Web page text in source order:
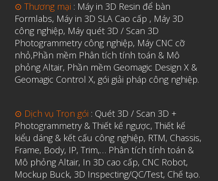
⊙ Thương mại : Máy in 3D Resin để bàn
Formlabs, Máy in 3D SLA Cao cấp , Máy 3D
công nghiệp, Máy quét 3D / Scan 3D
Photogrammetry công nghiệp, Máy CNC cỡ
nhỏ,Phần mềm Phân tích tính toán & Mô
phỏng Altair, Phần mềm Geomagic Design X &
Geomagic Control X, gói giải pháp công nghiệp.
⊙ Dịch vụ Trọn gói : Quét 3D / Scan 3D +
Photogrammetry & Thiết kế ngược, Thiết kế
kiểu dáng & kết cấu công nghiệp, RTM, Chassis,
Frame, Body, IP, Trim,… Phân tích tính toán &
Mô phỏng Altair, In 3D cao cấp, CNC Robot,
Mockup Buck, 3D Inspecting/QC/Test, Chế tạo.